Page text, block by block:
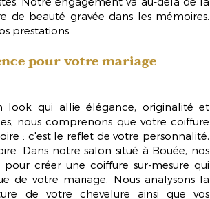
de beauté gravée dans les mémoires.
prestations.
pour votre mariage
look qui allie élégance, originalité et
nous comprenons que votre coiffure
: c'est le reflet de votre personnalité,
Dans notre salon situé à Bouée, nos
pour créer une coiffure sur-mesure qui
de votre mariage. Nous analysons la
de votre chevelure ainsi que vos